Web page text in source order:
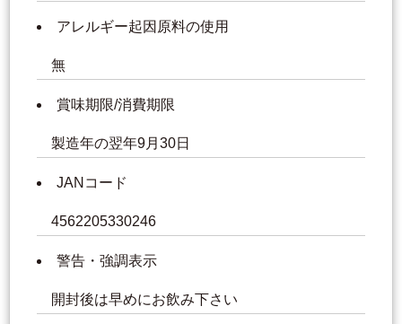
アレルギー起因原料の使用
無
賞味期限/消費期限
製造年の翌年9月30日
JANコード
4562205330246
警告・強調表示
開封後は早めにお飲み下さい